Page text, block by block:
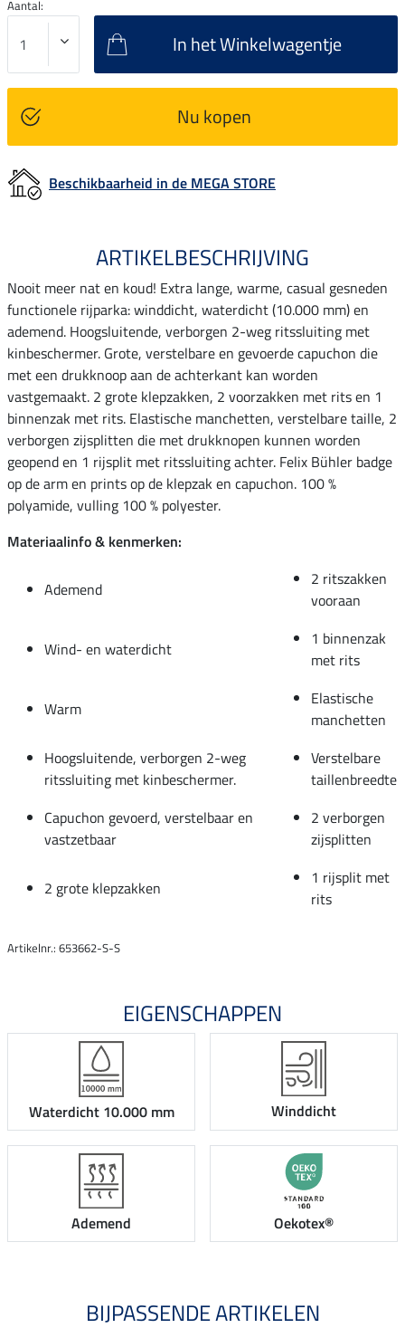
Aantal:
In het Winkelwagentje
Nu kopen
Beschikbaarheid in de MEGA STORE
ARTIKELBESCHRIJVING
Nooit meer nat en koud! Extra lange, warme, casual gesneden
functionele rijparka: winddicht, waterdicht (10.000 mm) en
ademend. Hoogsluitende, verborgen 2-weg ritssluiting met
kinbeschermer. Grote, verstelbare en gevoerde capuchon die
met een drukknoop aan de achterkant kan worden
vastgemaakt. 2 grote klepzakken, 2 voorzakken met rits en 1
binnenzak met rits. Elastische manchetten, verstelbare taille, 2
verborgen zijsplitten die met drukknopen kunnen worden
geopend en 1 rijsplit met ritssluiting achter. Felix Bühler badge
op de arm en prints op de klepzak en capuchon. 100 %
polyamide, vulling 100 % polyester.
Materiaalinfo & kenmerken:
Ademend
2 ritszakken
vooraan
Wind- en waterdicht
1 binnenzak
met rits
Warm
Elastische
manchetten
Hoogsluitende, verborgen 2-weg
ritssluiting met kinbeschermer.
Verstelbare
taillenbreedte
Capuchon gevoerd, verstelbaar en
vastzetbaar
2 verborgen
zijsplitten
2 grote klepzakken
1 rijsplit met
rits
Artikelnr.: 653662-S-S
EIGENSCHAPPEN
Waterdicht 10.000 mm Winddicht
Ademend Oekotex®
BIJPASSENDE ARTIKELEN